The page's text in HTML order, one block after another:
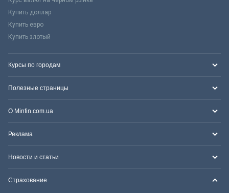
Купить доллар
Купить евро
Купить злотый
Курсы по городам
Полезные страницы
О Minfin.com.ua
Реклама
Новости и статьи
Страхование